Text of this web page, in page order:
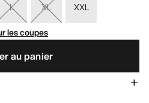
L XL
XXL
les coupes
au panier